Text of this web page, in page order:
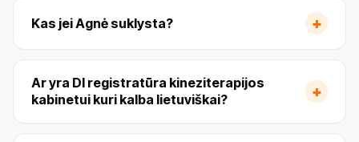
Kas jei Agnė suklysta? +
Ar yra DI registratūra kineziterapijos
kabinetui kuri kalba lietuviškai?
+